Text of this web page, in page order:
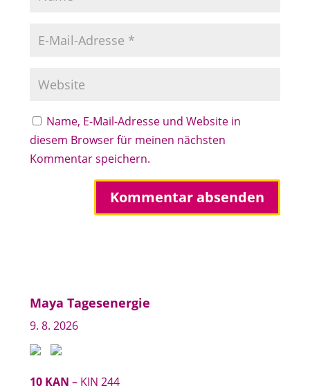
Name, E-Mail-Adresse und Website in
diesem Browser für meinen nächsten
Kommentar speichern.
Maya Tagesenergie
9. 8. 2026
10 KAN – KIN 244